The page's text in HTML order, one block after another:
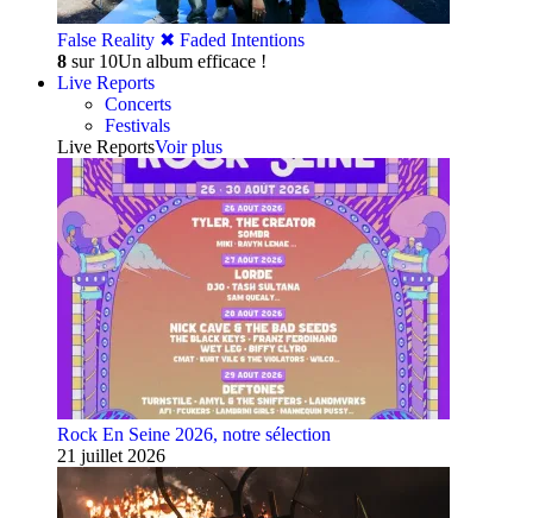
False Reality ✖︎ Faded Intentions
8 sur 10Un album efficace !
Live Reports
Concerts
Festivals
Live ReportsVoir plus
Rock En Seine 2026, notre sélection
21 juillet 2026